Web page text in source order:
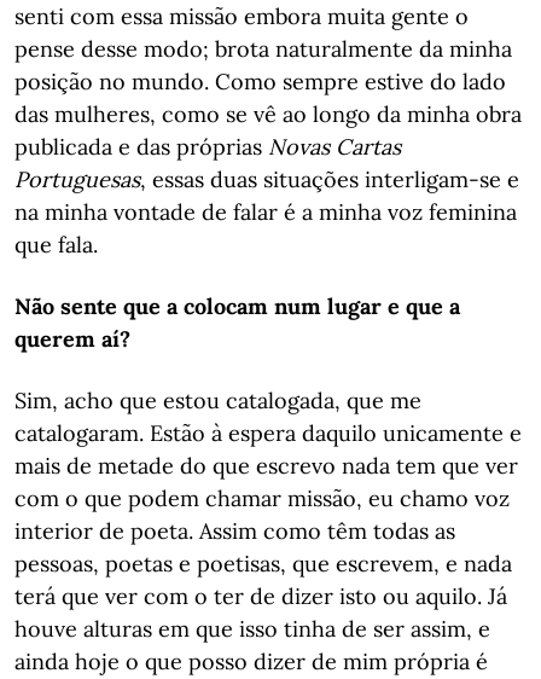
senti com essa missão embora muita gente o
pense desse modo; brota naturalmente da minha
posição no mundo. Como sempre estive do lado
das mulheres, como se vê ao longo da minha obra
publicada e das próprias Novas Cartas
Portuguesas, essas duas situações interligam-se e
na minha vontade de falar é a minha voz feminina
que fala.
Não sente que a colocam num lugar e que a
querem aí?
Sim, acho que estou catalogada, que me
catalogaram. Estão à espera daquilo unicamente e
mais de metade do que escrevo nada tem que ver
com o que podem chamar missão, eu chamo voz
interior de poeta. Assim como têm todas as
pessoas, poetas e poetisas, que escrevem, e nada
terá que ver com o ter de dizer isto ou aquilo. Já
houve alturas em que isso tinha de ser assim, e
ainda hoje o que posso dizer de mim própria é